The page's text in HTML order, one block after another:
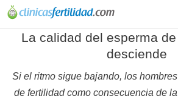
La calidad del esperma
desciende
Si el ritmo sigue bajando, los
de fertilidad como consecuencia de